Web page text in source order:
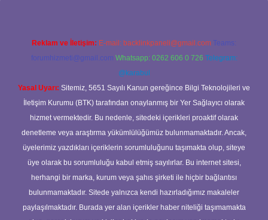
Reklam ve İletişim: E-mail: backlinkpaneli@gmail.com Teams:
forumhizmeti@gmail.com Whatsapp: 0262 606 0 726 Telegram:
@karabul
Yasal Uyarı: Sitemiz, 5651 Sayılı Kanun gereğince Bilgi Teknolojileri ve
İletişim Kurumu (BTK) tarafından onaylanmış bir Yer Sağlayıcı olarak
hizmet vermektedir. Bu nedenle, sitedeki içerikleri proaktif olarak
denetleme veya araştırma yükümlülüğümüz bulunmamaktadır. Ancak,
üyelerimiz yazdıkları içeriklerin sorumluluğunu taşımakta olup, siteye
üye olarak bu sorumluluğu kabul etmiş sayılırlar. Bu internet sitesi,
herhangi bir marka, kurum veya şahıs şirketi ile hiçbir bağlantısı
bulunmamaktadır. Sitede yalnızca kendi hazırladığımız makaleler
paylaşılmaktadır. Burada yer alan içerikler haber niteliği taşımamakta